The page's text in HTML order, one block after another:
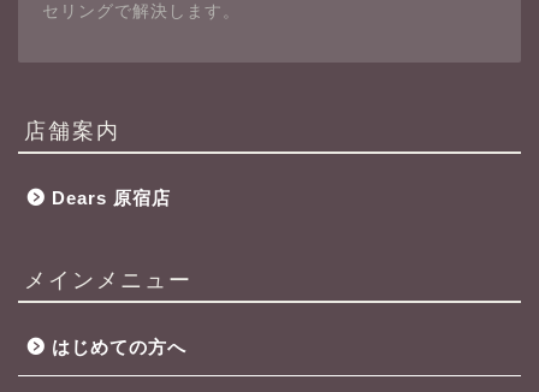
セリングで解決します。
店舗案内
Dears 原宿店
メインメニュー
はじめての方へ